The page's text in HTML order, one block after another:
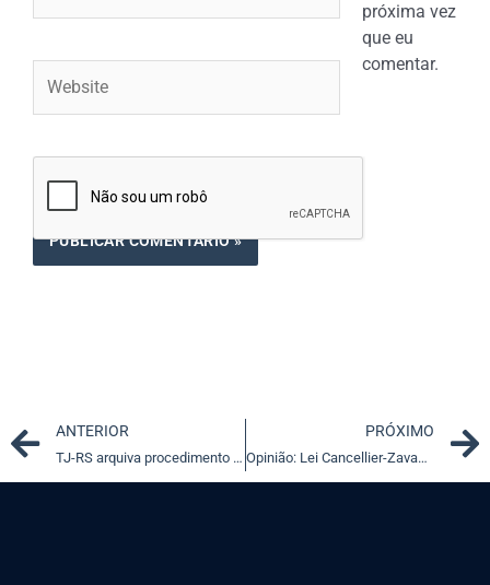
próxima vez
que eu
comentar.
Prev
ANTERIOR
TJ-RS arquiva procedimento contra promotor denunciado por policial
PRÓXIMO
Opinião: Lei Cancellier-Zavaski, a nova lei de abuso de autoridade